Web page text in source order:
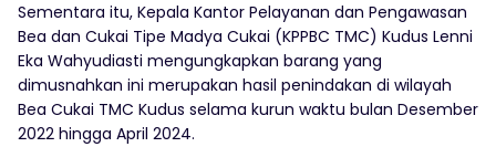
Sementara itu, Kepala Kantor Pelayanan dan Pengawasan
Bea dan Cukai Tipe Madya Cukai (KPPBC TMC) Kudus Lenni
Eka Wahyudiasti mengungkapkan barang yang
dimusnahkan ini merupakan hasil penindakan di wilayah
Bea Cukai TMC Kudus selama kurun waktu bulan Desember
2022 hingga April 2024.